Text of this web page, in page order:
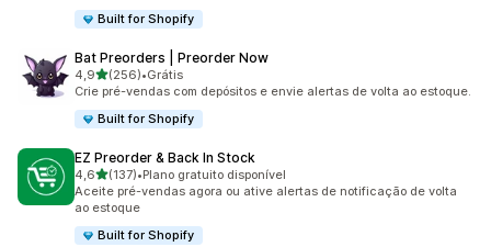
Built for Shopify
Bat Preorders | Preorder Now
4,9de 5 estrelas
(256)
256 avaliações ao todo
•Grátis
Crie pré-vendas com depósitos e envie alertas de volta ao estoque.
Built for Shopify
EZ Preorder & Back In Stock
4,6de 5 estrelas
(137)
137 avaliações ao todo
•Plano gratuito disponível
Aceite pré-vendas agora ou ative alertas de notificação de volta
ao estoque
Built for Shopify